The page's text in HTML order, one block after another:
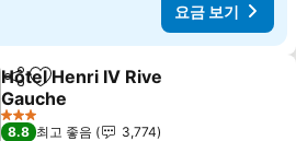
요금 보기
공유 즐겨찾기에 추가
Hôtel Henri IV Rive
Gauche
3 성급
8.8 최고 좋음
3,774